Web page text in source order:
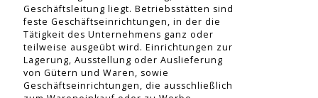
Geschäftsleitung liegt. Betriebsstätten sind
feste Geschäftseinrichtungen, in der die
Tätigkeit des Unternehmens ganz oder
teilweise ausgeübt wird. Einrichtungen zur
Lagerung, Ausstellung oder Auslieferung
von Gütern und Waren, sowie
Geschäftseinrichtungen, die ausschließlich